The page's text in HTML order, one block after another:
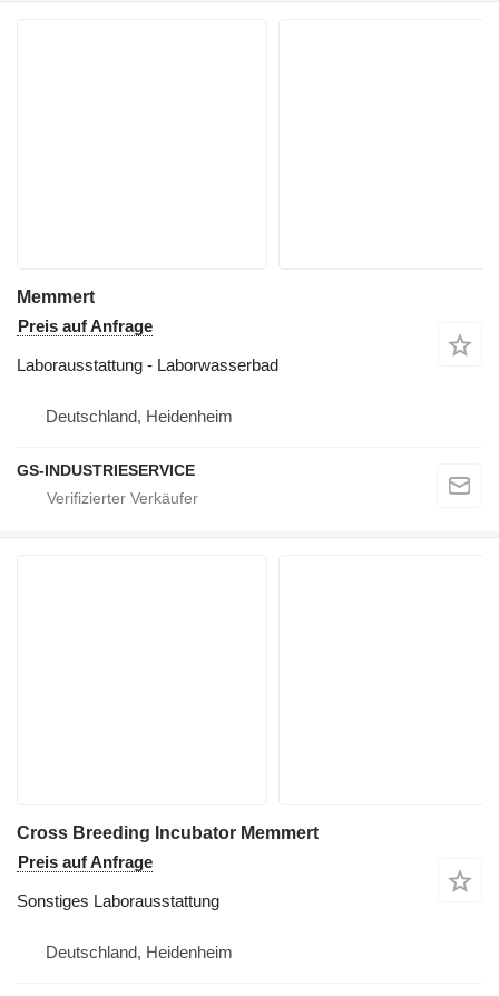
Memmert
Preis auf Anfrage
Laborausstattung - Laborwasserbad
Deutschland, Heidenheim
GS-INDUSTRIESERVICE
Cross Breeding Incubator Memmert
Preis auf Anfrage
Sonstiges Laborausstattung
Deutschland, Heidenheim